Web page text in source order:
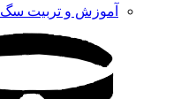
آموزش و تربیت سگ